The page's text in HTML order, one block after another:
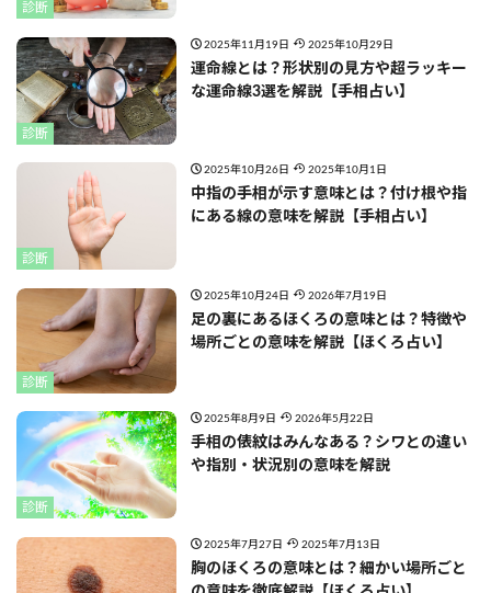
診断
診断
2025年11月19日 2025年10月29日
運命線とは？形状別の見方や超ラッキー
な運命線3選を解説【手相占い】
診断
2025年10月26日 2025年10月1日
中指の手相が示す意味とは？付け根や指
にある線の意味を解説【手相占い】
診断
2025年10月24日 2026年7月19日
足の裏にあるほくろの意味とは？特徴や
場所ごとの意味を解説【ほくろ占い】
診断
2025年8月9日 2026年5月22日
手相の俵紋はみんなある？シワとの違い
や指別・状況別の意味を解説
2025年7月27日 2025年7月13日
胸のほくろの意味とは？細かい場所ごと